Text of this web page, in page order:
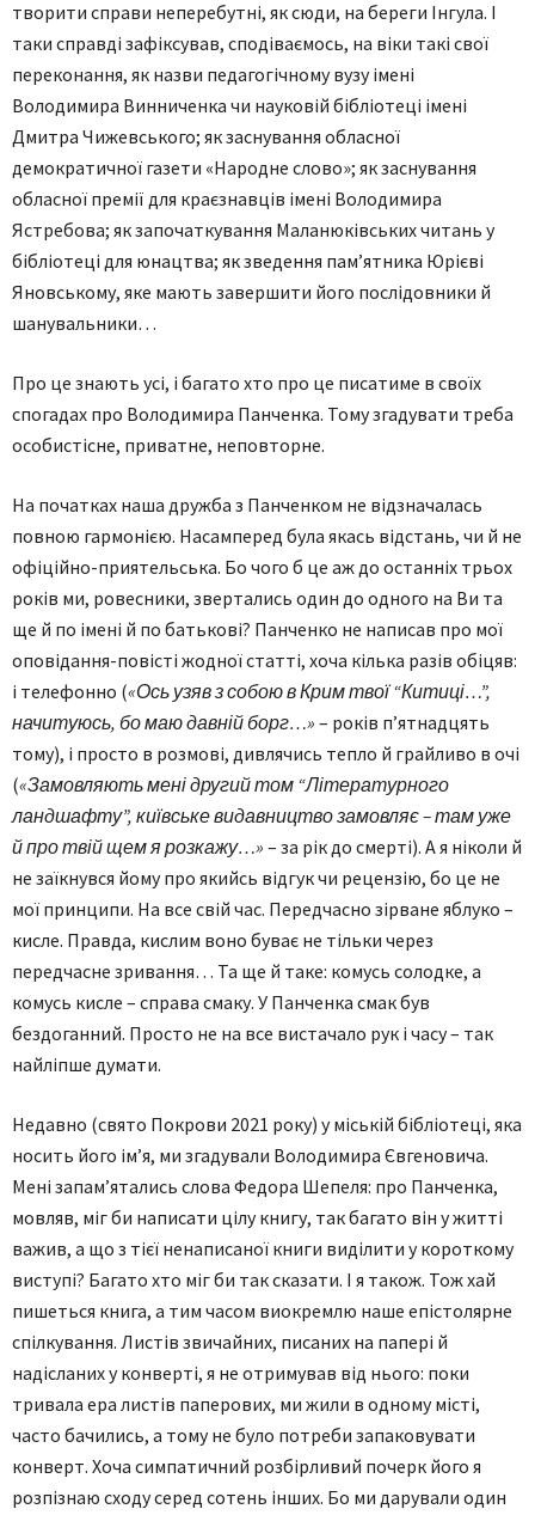
творити справи неперебутні, як сюди, на береги Інгула. І
таки справді зафіксував, сподіваємось, на віки такі свої
переконання, як назви педагогічному вузу імені
Володимира Винниченка чи науковій бібліотеці імені
Дмитра Чижевського; як заснування обласної
демократичної газети «Народне слово»; як заснування
обласної премії для краєзнавців імені Володимира
Ястребова; як започаткування Маланюківських читань у
бібліотеці для юнацтва; як зведення пам’ятника Юрієві
Яновському, яке мають завершити його послідовники й
шанувальники…
Про це знають усі, і багато хто про це писатиме в своїх
спогадах про Володимира Панченка. Тому згадувати треба
особистісне, приватне, неповторне.
На початках наша дружба з Панченком не відзначалась
повною гармонією. Насамперед була якась відстань, чи й не
офіційно-приятельська. Бо чого б це аж до останніх трьох
років ми, ровесники, звертались один до одного на Ви та
ще й по імені й по батькові? Панченко не написав про мої
оповідання-повісті жодної статті, хоча кілька разів обіцяв:
і телефонно («Ось узяв з собою в Крим твої “Китиці…”,
начитуюсь, бо маю давній борг…» – років п’ятнадцять
тому), і просто в розмові, дивлячись тепло й грайливо в очі
(«Замовляють мені другий том “Літературного
ландшафту”, київське видавниц­тво замовляє – там уже
й про твій щем я розкажу…» – за рік до смерті). А я ніколи й
не заїкнувся йому про якийсь відгук чи рецензію, бо це не
мої принципи. На все свій час. Передчасно зірване яблуко –
кисле. Правда, кислим воно буває не тільки через
передчасне зривання… Та ще й таке: комусь солодке, а
комусь кисле – справа смаку. У Панченка смак був
бездоганний. Просто не на все вистачало рук і часу – так
найліпше думати.
Недавно (свято Покрови 2021 року) у міській бібліотеці, яка
носить його ім’я, ми згадували Володимира Євгеновича.
Мені запам’ятались слова Федора Шепеля: про Панченка,
мовляв, міг би написати цілу книгу, так багато він у житті
важив, а що з тієї ненаписаної книги виділити у короткому
виступі? Багато хто міг би так сказати. І я також. Тож хай
пишеться книга, а тим часом виокремлю наше епістолярне
спілкування. Листів звичайних, писаних на папері й
надісланих у конверті, я не отримував від нього: поки
тривала ера листів паперових, ми жили в одному місті,
часто бачились, а тому не було потреби запаковувати
конверт. Хоча симпатичний розбірливий почерк його я
розпізнаю сходу серед сотень інших. Бо ми дарували один